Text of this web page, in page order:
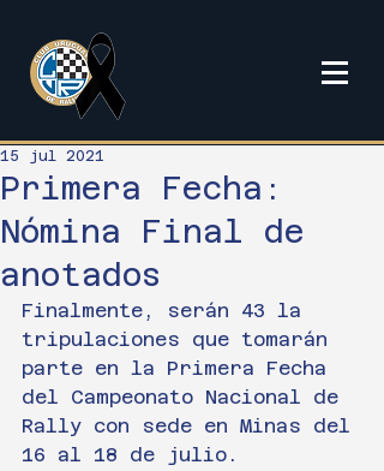
Primera Fecha:
Nómina Final de
anotados
15 jul 2021
Finalmente, serán 43 la
tripulaciones que tomarán
parte en la Primera Fecha
del Campeonato Nacional de
Rally con sede en Minas del
16 al 18 de julio.